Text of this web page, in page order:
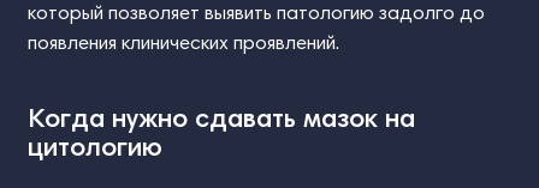
который позволяет выявить патологию задолго до
появления клинических проявлений.
Когда нужно сдавать мазок на
цитологию